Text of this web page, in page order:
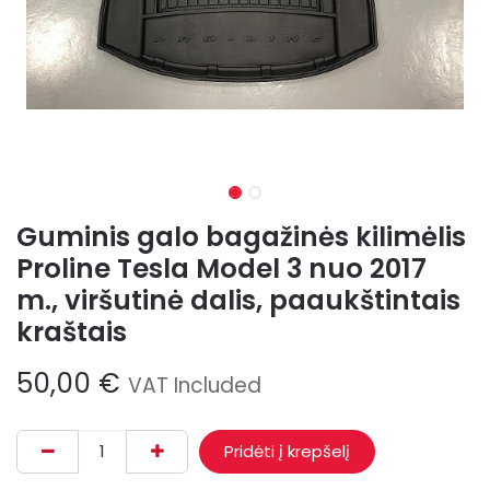
Guminis galo bagažinės kilimėlis
Proline Tesla Model 3 nuo 2017
m., viršutinė dalis, paaukštintais
kraštais
50,00 € VAT Included
Pridėti į krepšelį